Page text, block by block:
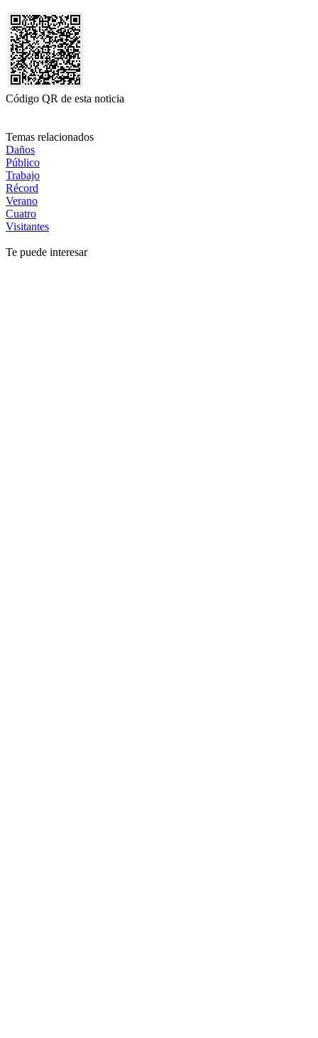
Código QR de esta noticia
Temas relacionados
Daños
Público
Trabajo
Récord
Verano
Cuatro
Visitantes
Te puede interesar